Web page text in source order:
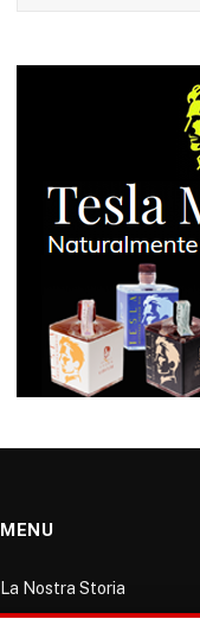
MENU
La Nostra Storia